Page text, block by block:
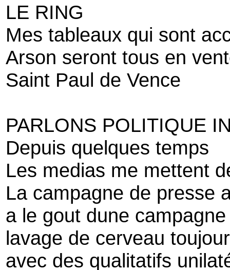
LE RING
Mes tableaux qui sont
Arson seront tous en
Saint Paul de Vence
PARLONS POLITIQUE
Depuis quelques temps
Les medias me mettent
La campagne de presse
a le gout dune
lavage de cerveau
avec des qualitatifs